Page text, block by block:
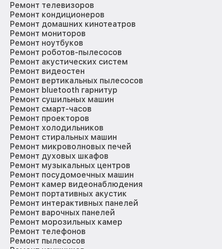
Ремонт телевизоров
Ремонт кондиционеров
Ремонт домашних кинотеатров
Ремонт мониторов
Ремонт ноутбуков
Ремонт роботов-пылесосов
Ремонт акустических систем
Ремонт видеостен
Ремонт вертикальных пылесосов
Ремонт bluetooth гарнитур
Ремонт сушильных машин
Ремонт смарт-часов
Ремонт проекторов
Ремонт холодильников
Ремонт стиральных машин
Ремонт микроволновых печей
Ремонт духовых шкафов
Ремонт музыкальных центров
Ремонт посудомоечных машин
Ремонт камер видеонаблюдения
Ремонт портативных акустик
Ремонт интерактивных панелей
Ремонт варочных панелей
Ремонт морозильных камер
Ремонт телефонов
Ремонт пылесосов